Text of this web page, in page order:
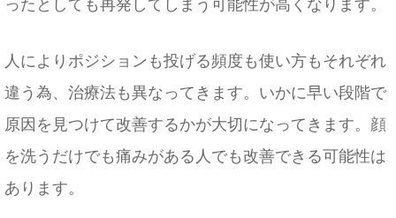
人によりポジションも投げる頻度も使い方もそれぞれ
違う為、治療法も異なってきます。いかに早い段階で
原因を見つけて改善するかが大切になってきます。顔
を洗うだけでも痛みがある人でも改善できる可能性は
あります。